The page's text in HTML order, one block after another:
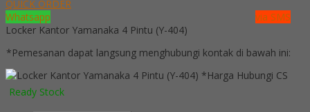
QUICK ORDER
Whatsapp
via SMS
Locker Kantor Yamanaka 4 Pintu (Y-404)
*Pemesanan dapat langsung menghubungi kontak di bawah ini:
*Harga Hubungi CS
Ready Stock